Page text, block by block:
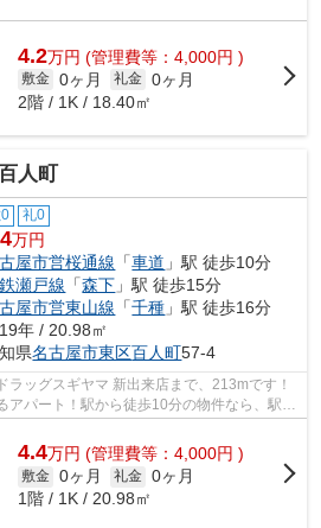
4.2万円 (管理費等：4,000円 )
敷金 0ヶ月 礼金 0ヶ月
2階 / 1K / 18.40㎡
人町
礼0
万円
屋市営桜通線 「車道 」駅 徒歩10分
瀬戸線 「森下 」駅 徒歩15分
屋市営東山線 「千種 」駅 徒歩16分
年 / 20.98㎡
県名古屋市東区百人町57-4
ラッグスギヤマ 新出来店まで、213mです！
アパート！駅から徒歩10分の物件なら、駅前
4.4万円 (管理費等：4,000円 )
敷金 0ヶ月 礼金 0ヶ月
1階 / 1K / 20.98㎡